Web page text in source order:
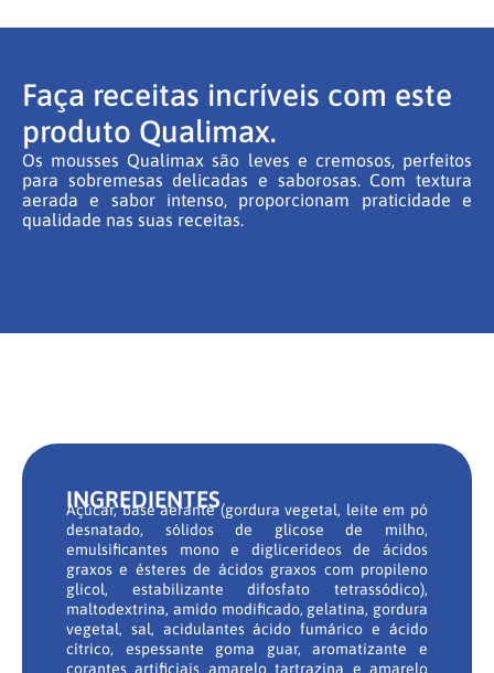
Faça receitas incríveis com este
produto Qualimax.
Os mousses Qualimax são leves e cremosos, perfeitos
para sobremesas delicadas e saborosas. Com textura
aerada e sabor intenso, proporcionam praticidade e
qualidade nas suas receitas.
INGREDIENTES
Açúcar, base aerante (gordura vegetal, leite em pó
desnatado, sólidos de glicose de milho,
emulsificantes mono e diglicerídeos de ácidos
graxos e ésteres de ácidos graxos com propileno
glicol, estabilizante difosfato tetrassódico),
maltodextrina, amido modificado, gelatina, gordura
vegetal, sal, acidulantes ácido fumárico e ácido
cítrico, espessante goma guar, aromatizante e
corantes artificiais amarelo tartrazina e amarelo